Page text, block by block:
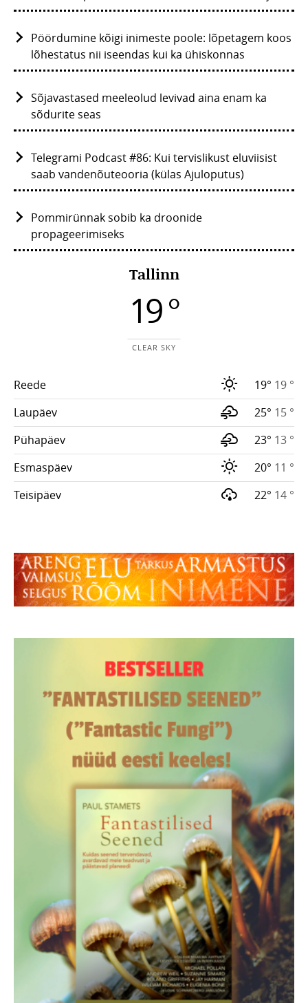
Pöördumine kõigi inimeste poole: lõpetagem koos
lõhestatus nii iseendas kui ka ühiskonnas
Sõjavastased meeleolud levivad aina enam ka
sõdurite seas
Telegrami Podcast #86: Kui tervislikust eluviisist
saab vandenõuteooria (külas Ajuloputus)
Pommirünnak sobib ka droonide
propageerimiseks
Tallinn
19 °
CLEAR SKY
Reede 19° 19 °
Laupäev
25° 15 °
Pühapäev
23° 13 °
Esmaspäev
20° 11 °
Teisipäev
22° 14 °